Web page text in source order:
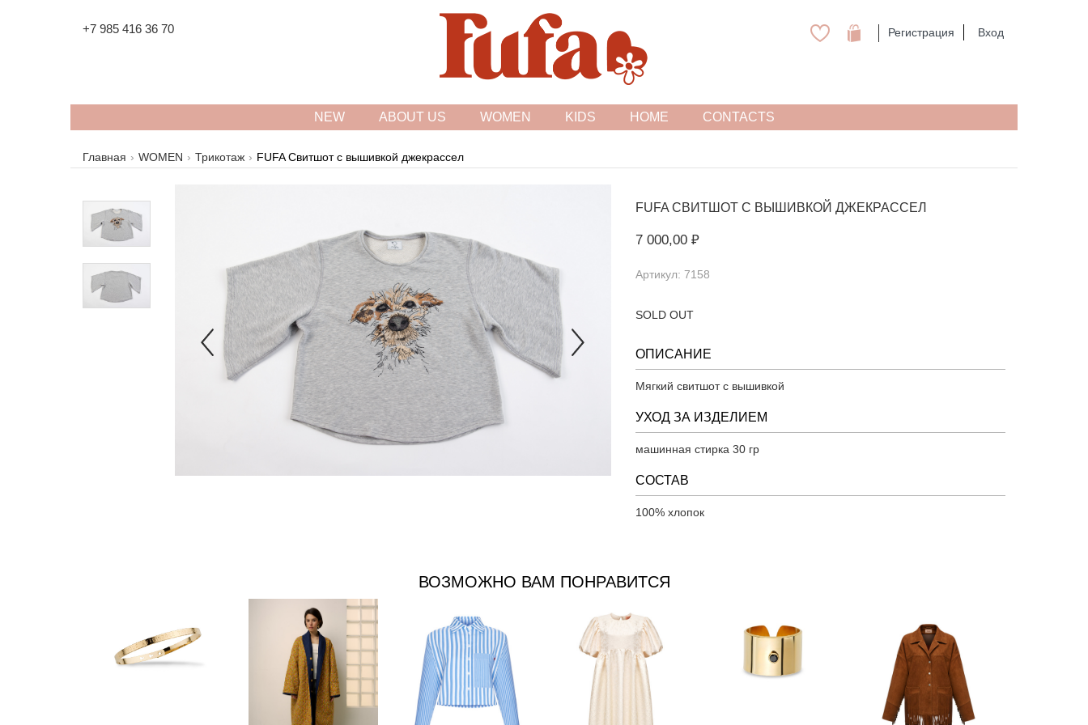
+7 985 416 36 70
FASHION FAMILY STORE
Регистрация Вход
NEW ABOUT US WOMEN KIDS HOME CONTACTS
Главная WOMEN Трикотаж FUFA Cвитшот c вышивкой джекрассел
FUFACВИТШОТ C ВЫШИВКОЙ ДЖЕКРАССЕЛ
7 000,00 ₽
Артикул: 7158
SOLD OUT
ОПИСАНИЕ
Мягкий свитшот с вышивкой
УХОД ЗА ИЗДЕЛИЕМ
машинная стирка 30 гр
СОСТАВ
100% хлопок
ВОЗМОЖНО ВАМ ПОНРАВИТСЯ